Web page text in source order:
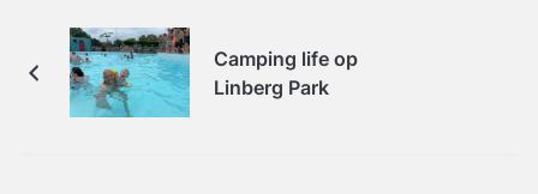
Camping life op
Linberg Park